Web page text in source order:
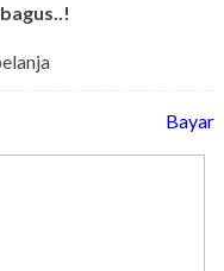
Bayar